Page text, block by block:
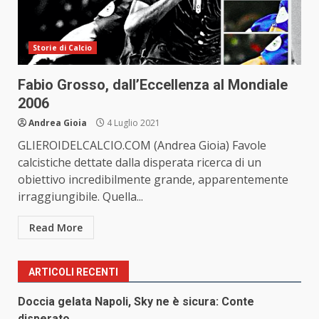
Storie di Calcio
Fabio Grosso, dall’Eccellenza al Mondiale
2006
Andrea Gioia 4 Luglio 2021
GLIEROIDELCALCIO.COM (Andrea Gioia) Favole
calcistiche dettate dalla disperata ricerca di un
obiettivo incredibilmente grande, apparentemente
irraggiungibile. Quella...
Read More
ARTICOLI RECENTI
Doccia gelata Napoli, Sky ne è sicura: Conte